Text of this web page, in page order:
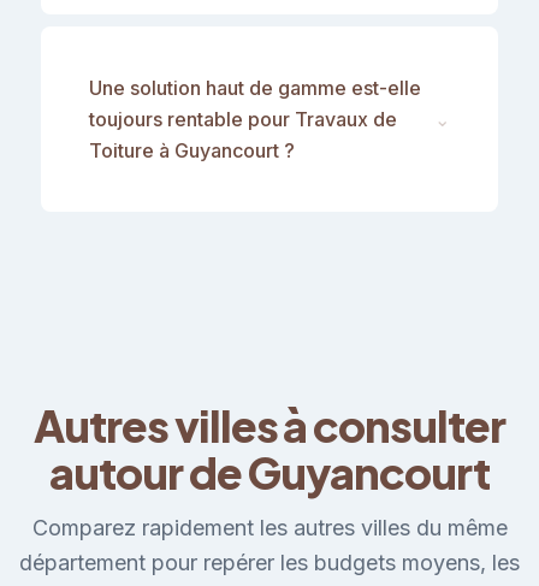
Une solution haut de gamme est-elle
toujours rentable pour Travaux de
Toiture à Guyancourt ?
⌄
Autres villes à consulter
autour de Guyancourt
Comparez rapidement les autres villes du même
département pour repérer les budgets moyens, les